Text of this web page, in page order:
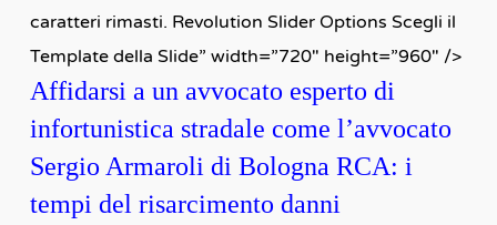
caratteri rimasti. Revolution Slider Options Scegli il
Template della Slide” width=”720″ height=”960″ />
Affidarsi a un avvocato esperto di
infortunistica stradale come l’avvocato
Sergio Armaroli di Bologna RCA: i
tempi del risarcimento danni